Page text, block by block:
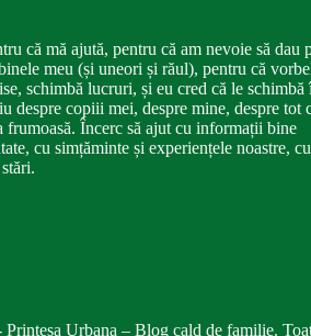
că mă ajută, pentru că am nevoie să dau
meu (și uneori și răul), pentru că
schimbă lucruri, și eu cred că le schimbă
despre copiii mei, despre mine, despre tot
frumoasă. Încerc să ajut cu informații bine
cu simțăminte și experiențele noastre, cu
Urbana – Blog cald de familie.